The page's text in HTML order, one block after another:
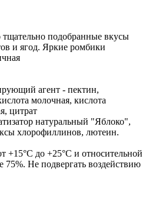
подобранные вкусы
и ягод. Яркие ромбики
агент - пектин,
молочная, кислота
цитрат
натуральный "Яблоко",
хлорофиллинов, лютеин.
+15°С до +25°С и относительной
75%. Не подвергать воздействию